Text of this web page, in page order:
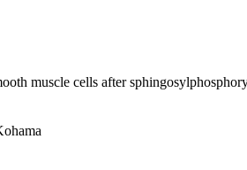
muscle cells after